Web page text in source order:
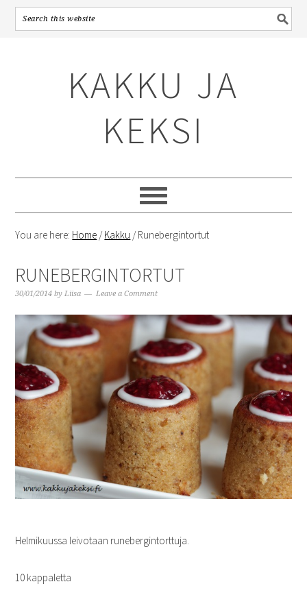
KAKKU JA
KEKSI
You are here: Home /Kakku /Runebergintortut
RUNEBERGINTORTUT
30/01/2014 byLiisa Leave a Comment
Helmikuussa leivotaan runebergintorttuja.
10 kappaletta